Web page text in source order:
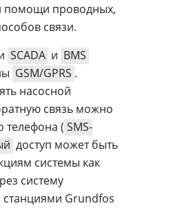
помощи проводных,
связи.
SCADA и BMS
GSM/GPRS .
насосной
связь можно
( SMS-
доступ может быть
системы как
систему
Grundfos